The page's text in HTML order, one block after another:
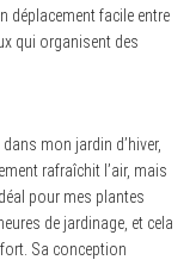
déplacement facile entre
qui organisent des
mon jardin d’hiver,
rafraîchit l’air, mais
pour mes plantes
de jardinage, et cela
Sa conception